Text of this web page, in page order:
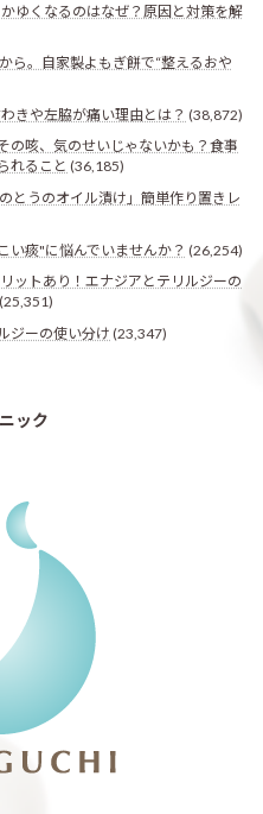
ゆくなるのはなぜ？原因と対策を解
ら。自家製よもぎ餅で“整えるおや
きや左脇が痛い理由とは？ (38,872)
の咳、気のせいじゃないかも？食事
れること (36,185)
とうのオイル漬け」簡単作り置きレ
い痰"に悩んでいませんか？ (26,254)
ットあり！エナジアとテリルジーの
(25,351)
ジーの使い分け (23,347)
ック